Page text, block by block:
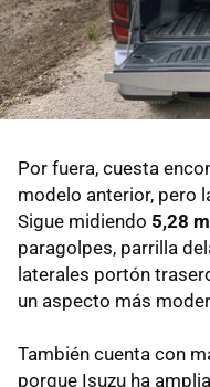
Por fuera, cuesta
modelo anterior, pero
Sigue midiendo 5,28
paragolpes, parrilla
laterales portón
un aspecto más
También cuenta con
porque Isuzu ha